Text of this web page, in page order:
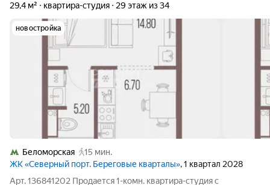
29,4 м² квартира-студия 29 этаж из 34
новостройка
Беломорская
15 мин.
ЖК «Северный порт. Береговые кварталы», 1 квартал 2028
Арт. 136841202 Продается 1-комн. квартира-студия с